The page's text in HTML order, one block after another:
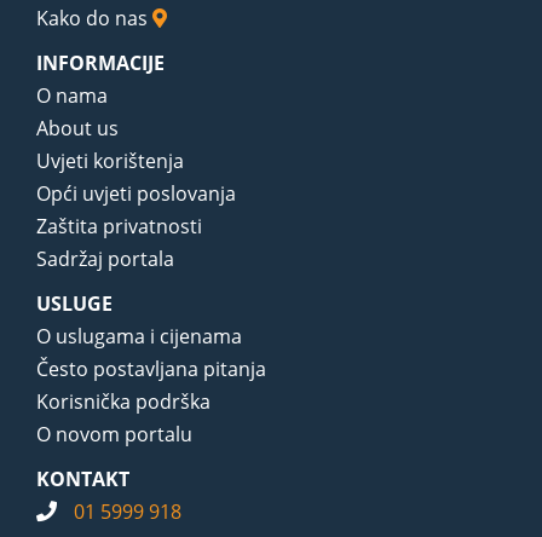
Kako do nas
INFORMACIJE
O nama
About us
Uvjeti korištenja
Opći uvjeti poslovanja
Zaštita privatnosti
Sadržaj portala
USLUGE
O uslugama i cijenama
Često postavljana pitanja
Korisnička podrška
O novom portalu
KONTAKT
01 5999 918